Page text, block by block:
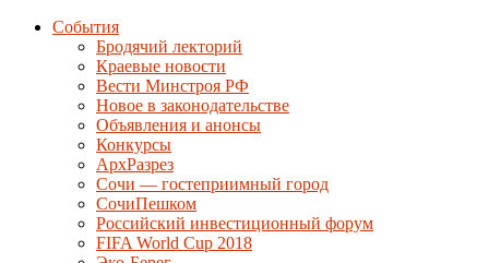
События
Бродячий лекторий
Краевые новости
Вести Минстроя РФ
Новое в законодательстве
Объявления и анонсы
Конкурсы
АрхРазрез
Сочи — гостеприимный город
СочиПешком
Российский инвестиционный форум
FIFA World Cup 2018